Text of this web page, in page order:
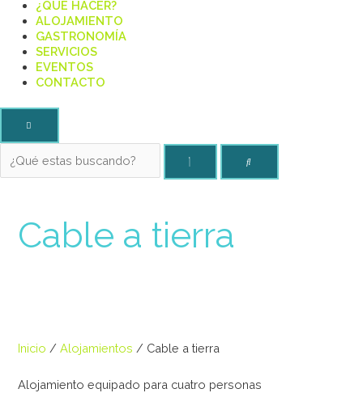
¿QUÉ HACER?
ALOJAMIENTO
GASTRONOMÍA
SERVICIOS
EVENTOS
CONTACTO
Cable a tierra
Inicio /Alojamientos / Cable a tierra
Alojamiento equipado para cuatro personas